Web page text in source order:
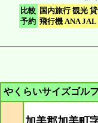
比較
予約
国内旅行 観光
飛行機 ANA
やくらいサイズゴル